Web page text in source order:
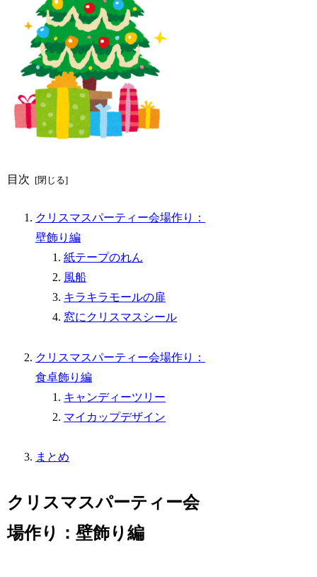
目次
クリスマスパーティー会場作り：
壁飾り編
紙テープのれん
風船
キラキラモールの扉
窓にクリスマスシール
クリスマスパーティー会場作り：
食卓飾り編
キャンディーツリー
マイカップデザイン
まとめ
クリスマスパーティー会
場作り：壁飾り編